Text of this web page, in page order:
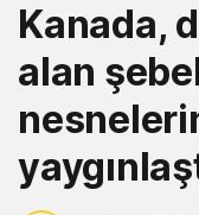
Kanada,
alan